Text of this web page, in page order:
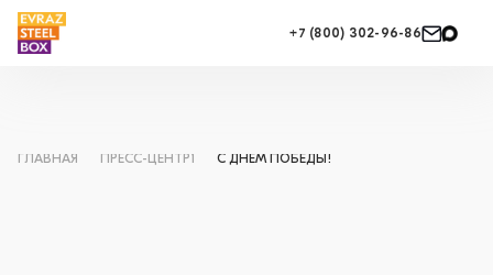
+7 (800) 302-96-86
ГЛАВНАЯ ПРЕСС-ЦЕНТР1 С ДНЕМ ПОБЕДЫ!